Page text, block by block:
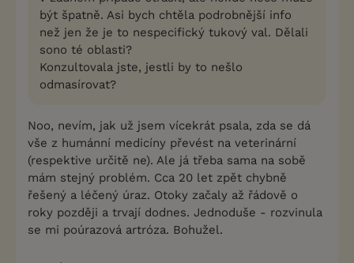
být špatně. Asi bych chtěla podrobnější info
než jen že je to nespecifický tukový val. Dělali
sono té oblasti?
Konzultovala jste, jestli by to nešlo
odmasírovat?
Noo, nevím, jak už jsem vícekrát psala, zda se dá
vše z humánní medicíny převést na veterinární
(respektive určitě ne). Ale já třeba sama na sobě
mám stejný problém. Cca 20 let zpět chybně
řešený a léčený úraz. Otoky začaly až řádově o
roky později a trvají dodnes. Jednoduše - rozvinula
se mi poúrazová artróza. Bohužel.